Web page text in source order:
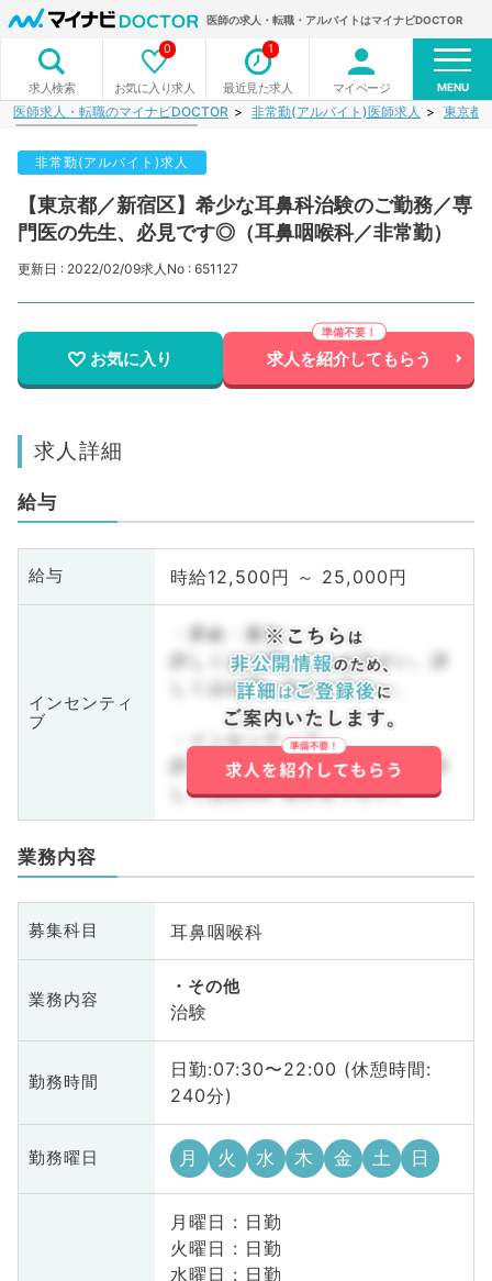
医師の求人・転職・アルバイトはマイナビDOCTOR
求人検索 お気に入り求人
0
最近見た求人
1
マイページ MENU
医師求人・転職のマイナビDOCTOR 非常勤(アルバイト)医師求人 東京都
非常勤(アルバイト)求人
【東京都／新宿区】希少な耳鼻科治験のご勤務／専
門医の先生、必見です◎（耳鼻咽喉科／非常勤）
更新日 : 2022/02/09求人No : 651127
お気に入り 求人を紹介してもらう
求人詳細
給与
給与 時給12,500円 ～ 25,000円
インセンティ
ブ
・昇給・賞与
詳しくはお問い合わせ下さい。詳
しくはお問い合わせ下さい。
・インセンティブ
詳しくはお問い合わせ下さい。詳
しくはお問い合わせ下さい。
業務内容
募集科目 耳鼻咽喉科
業務内容
その他
治験
勤務時間
日勤:07:30〜22:00 (休憩時間:
240分)
勤務曜日 月 火 水 木 金 土 日
月曜日 : 日勤
火曜日 : 日勤
水曜日 : 日勤